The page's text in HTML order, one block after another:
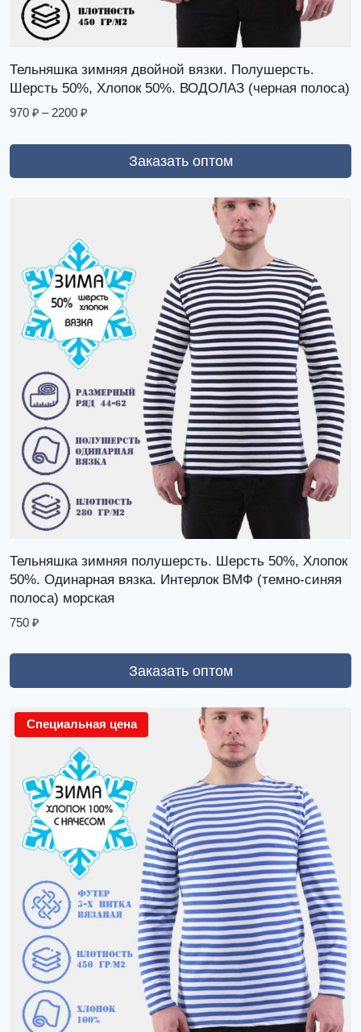
Тельняшка зимняя двойной вязки. Полушерсть.
Шерсть 50%, Хлопок 50%. ВОДОЛАЗ (черная полоса)
970 ₽ – 2200 ₽
Заказать оптом
Тельняшка зимняя полушерсть. Шерсть 50%, Хлопок
50%. Одинарная вязка. Интерлок ВМФ (темно-синяя
полоса) морская
750 ₽
Заказать оптом
Специальная цена